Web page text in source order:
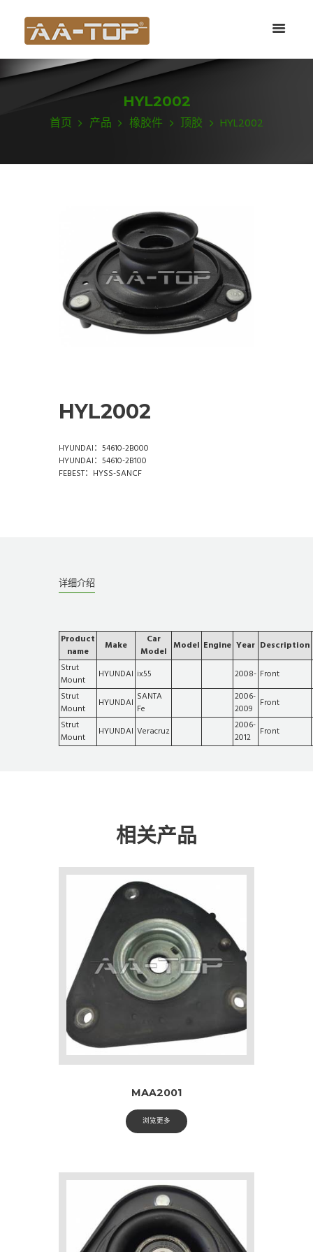
HYL2002
首页 产品 橡胶件 顶胶 HYL2002
HYL2002
HYUNDAI：54610-2B000
HYUNDAI：54610-2B100
FEBEST：HYSS-SANCF
详细介绍
Product
name
Make
Car
Model Model Engine Year Description
Strut
Mount
HYUNDAI ix55 2008- Front
Strut
Mount
HYUNDAI SANTA
Fe
2006-
2009 Front
Strut
Mount
HYUNDAI Veracruz
2006-
2012
Front
相关产品
MAA2001
浏览更多